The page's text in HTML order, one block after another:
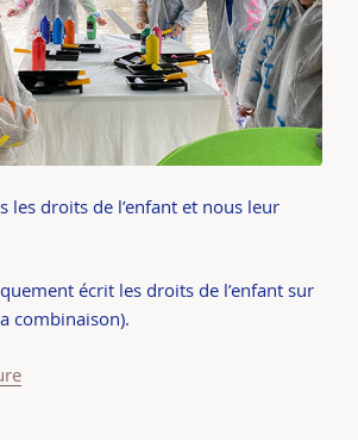
les droits de l’enfant et nous leur
écrit les droits de l’enfant sur
combinaison).
de